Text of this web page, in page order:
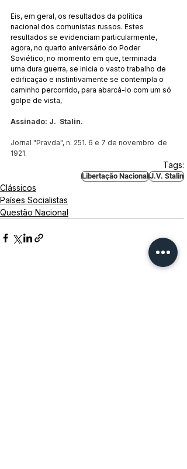
Eis, em geral, os resultados da política
nacional dos comunistas russos. Estes
resultados se evidenciam particularmente,
agora, no quarto aniversário do Poder
Soviético, no momento em que, terminada
uma dura guerra, se inicia o vasto trabalho de
edificação e instintivamente se contempla o
caminho percorrido, para abarcá-lo com um só
golpe de vista,
Assinado: J.  Stalin.
Jornal "Pravda", n. 251. 6 e 7 de novembro  de
1921.
Tags:
Libertação NacionalJ.V. Stalin
Clássicos
Países Socialistas
Questão Nacional